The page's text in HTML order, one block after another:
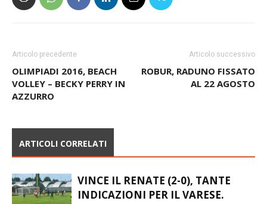
Articolo precedente
OLIMPIADI 2016, BEACH
Articolo successivo